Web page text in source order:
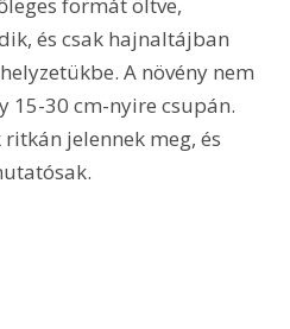
és csak hajnaltájban
A növény nem
15-30 cm-nyire csupán.
jelennek meg, és